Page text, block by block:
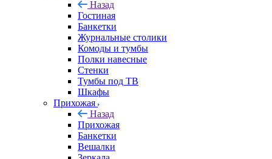
Назад
Гостиная
Банкетки
Журнальные столики
Комоды и тумбы
Полки навесные
Стенки
Тумбы под ТВ
Шкафы
Прихожая
Назад
Прихожая
Банкетки
Вешалки